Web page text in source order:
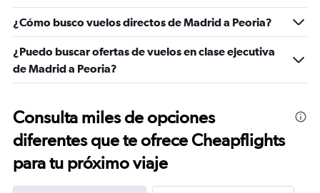
¿Cómo busco vuelos directos de Madrid a Peoria?
¿Puedo buscar ofertas de vuelos en clase ejecutiva
de Madrid a Peoria?
Consulta miles de opciones
diferentes que te ofrece Cheapflights
para tu próximo viaje